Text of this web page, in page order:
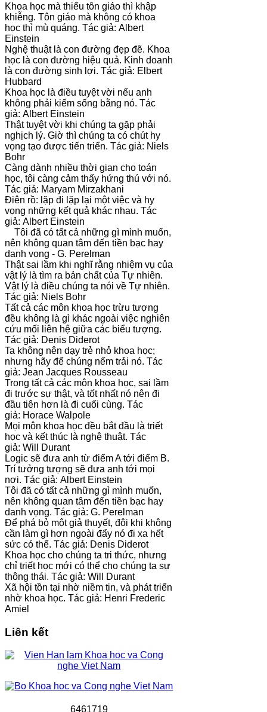
Khoa học mà thiếu tôn giáo thì khập
khiễng. Tôn giáo mà không có khoa
học thì mù quáng. Tác giả: Albert
Einstein
Nghệ thuật là con đường đẹp đẽ. Khoa
học là con đường hiệu quả. Kinh doanh
là con đường sinh lợi. Tác giả: Elbert
Hubbard
Khoa học là điều tuyệt vời nếu anh
không phải kiếm sống bằng nó. Tác
giả: Albert Einstein
Thật tuyệt vời khi chúng ta gặp phải
nghịch lý. Giờ thì chúng ta có chút hy
vọng tạo được tiến triển. Tác giả: Niels
Bohr
Càng dành nhiều thời gian cho toán
học, tôi càng cảm thấy hứng thú với nó.
Tác giả: Maryam Mirzakhani
Điên rồ: lặp đi lặp lại một việc và hy
vọng những kết quả khác nhau. Tác
giả: Albert Einstein
Tôi đã có tất cả những gì mình muốn,
nên không quan tâm đến tiền bạc hay
danh vọng - G. Perelman
Thật sai lầm khi nghĩ rằng nhiệm vụ của
vật lý là tìm ra bản chất của Tự nhiên.
Vật lý là điều chúng ta nói về Tự nhiên.
Tác giả: Niels Bohr
Tất cả các môn khoa học trừu tượng
đều không là gì khác ngoài việc nghiên
cứu mối liên hệ giữa các biểu tượng.
Tác giả: Denis Diderot
Ta không nên dạy trẻ nhỏ khoa học;
nhưng hãy để chúng nếm trải nó. Tác
giả: Jean Jacques Rousseau
Trong tất cả các môn khoa học, sai lầm
đi trước sự thật, và tốt nhất nó nên đi
đầu tiên hơn là đi cuối cùng. Tác
giả: Horace Walpole
Mọi môn khoa học đều bắt đầu là triết
học và kết thúc là nghệ thuật. Tác
giả: Will Durant
Logic sẽ đưa anh từ điểm A tới điểm B.
Trí tưởng tượng sẽ đưa anh tới mọi
nơi. Tác giả: Albert Einstein
Tôi đã có tất cả những gì mình muốn,
nên không quan tâm đến tiền bạc hay
danh vọng. Tác giả: G. Perelman
Để phá bỏ một giả thuyết, đôi khi không
cần làm gì hơn ngoài đẩy nó đi xa hết
sức có thể. Tác giả: Denis Diderot
Khoa học cho chúng ta tri thức, nhưng
chỉ triết học mới có thể cho chúng ta sự
thông thái. Tác giả: Will Durant
Xã hội tồn tại nhờ niềm tin, và phát triển
nhờ khoa học. Tác giả: Henri Frederic
Amiel
Liên kết
6461719